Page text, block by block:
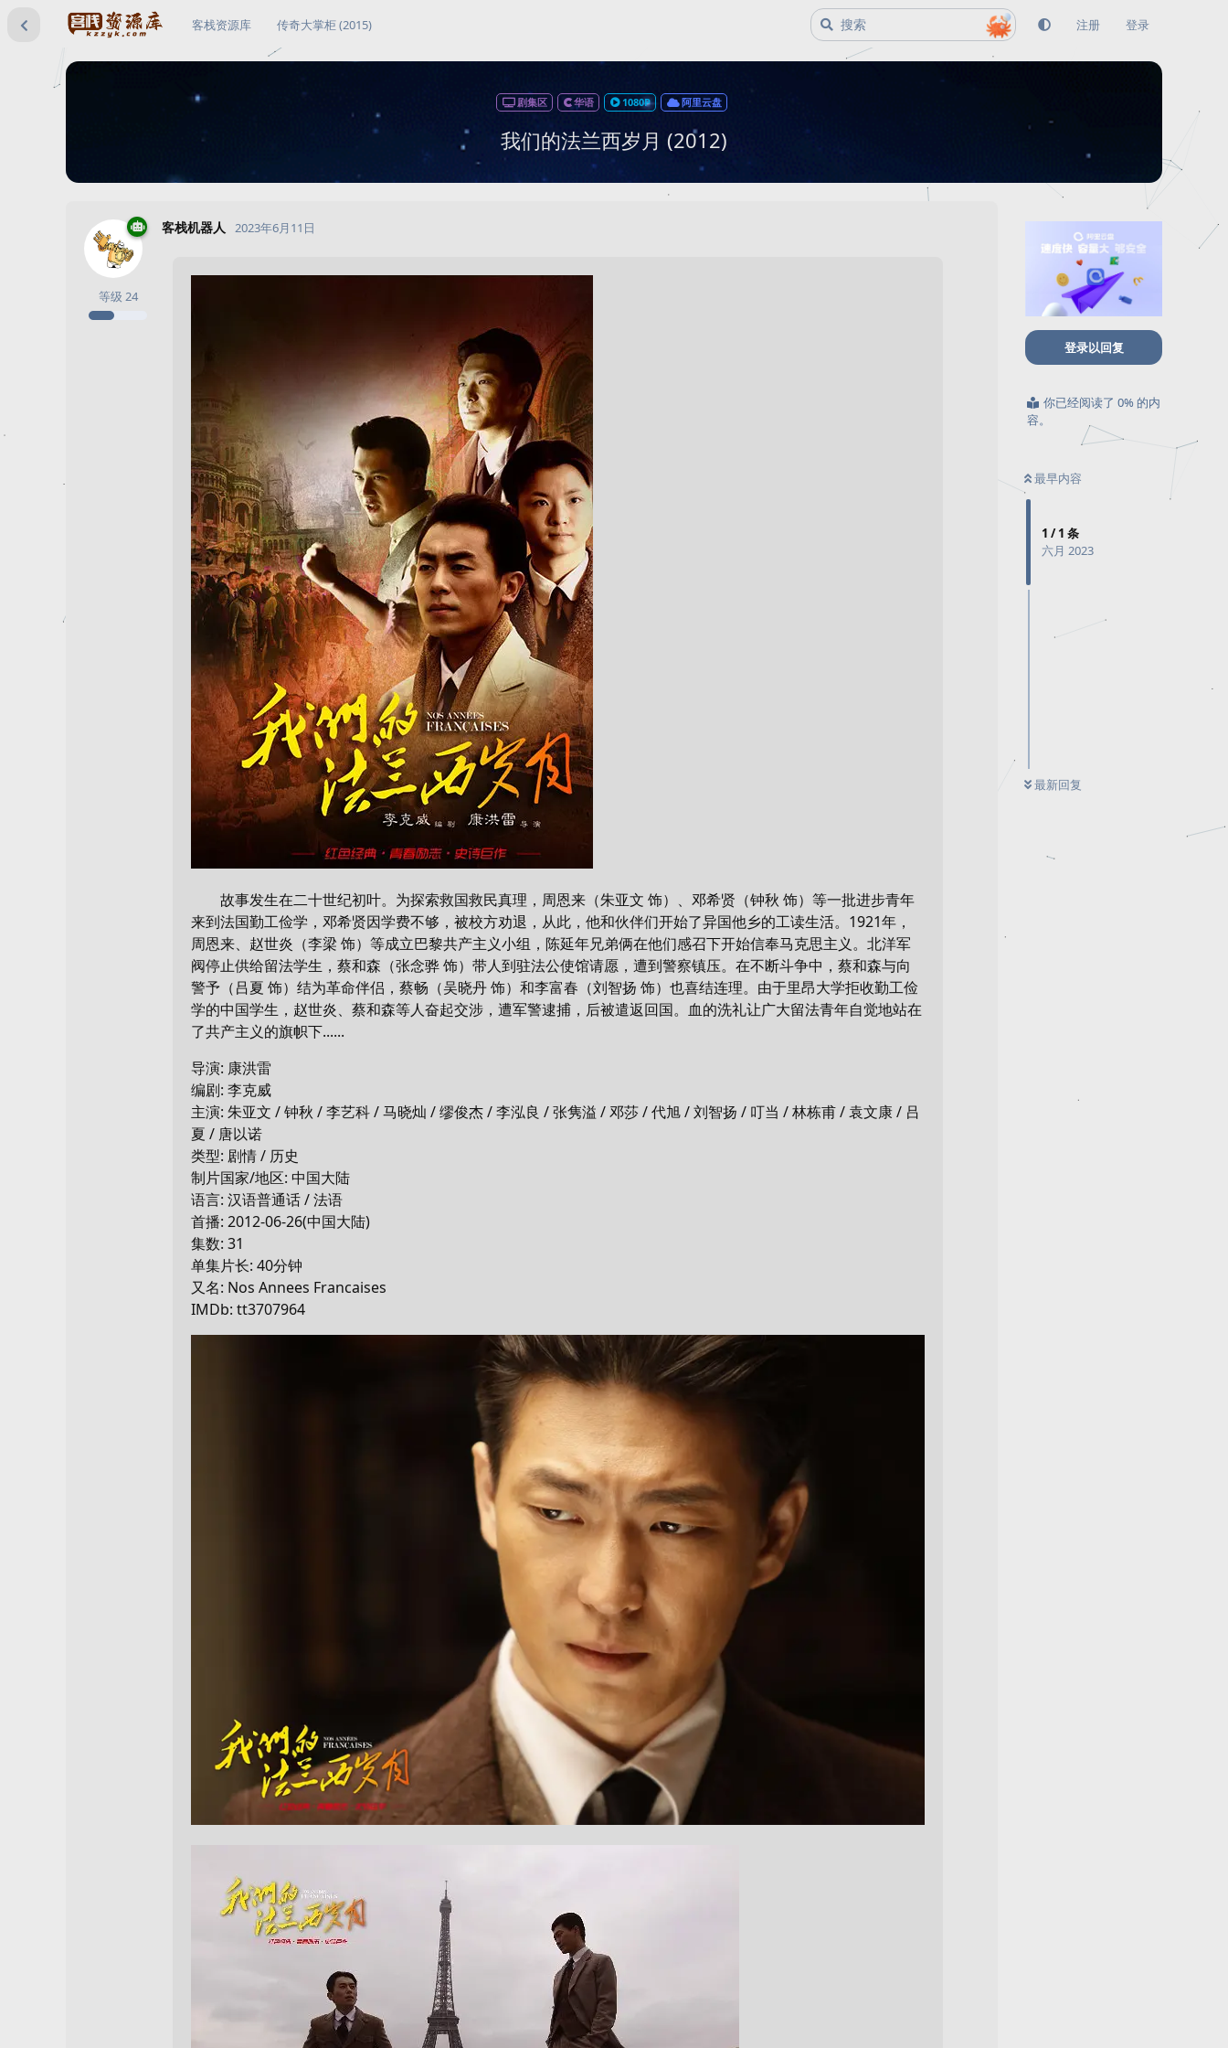
客栈资源库 传奇大掌柜 (2015) 注册 登录
剧集区 华语 1080P 阿里云盘
我们的法兰西岁月 (2012)
登录以回复
你已经阅读了 0% 的内
容。
最早内容
1 /1 条
六月 2023
最新回复
客栈机器人
等级 24
2023年6月11日
故事发生在二十世纪初叶。为探索救国救民真理，周恩来（朱亚文 饰）、邓希贤（钟秋 饰）等一批进步青年
来到法国勤工俭学，邓希贤因学费不够，被校方劝退，从此，他和伙伴们开始了异国他乡的工读生活。1921年，
周恩来、赵世炎（李梁 饰）等成立巴黎共产主义小组，陈延年兄弟俩在他们感召下开始信奉马克思主义。北洋军
阀停止供给留法学生，蔡和森（张念骅 饰）带人到驻法公使馆请愿，遭到警察镇压。在不断斗争中，蔡和森与向
警予（吕夏 饰）结为革命伴侣，蔡畅（吴晓丹 饰）和李富春（刘智扬 饰）也喜结连理。由于里昂大学拒收勤工俭
学的中国学生，赵世炎、蔡和森等人奋起交涉，遭军警逮捕，后被遣返回国。血的洗礼让广大留法青年自觉地站在
了共产主义的旗帜下......
导演: 康洪雷
编剧: 李克威
主演: 朱亚文 / 钟秋 / 李艺科 / 马晓灿 / 缪俊杰 / 李泓良 / 张隽溢 / 邓莎 / 代旭 / 刘智扬 / 叮当 / 林栋甫 / 袁文康 / 吕
夏 / 唐以诺
类型: 剧情 / 历史
制片国家/地区: 中国大陆
语言: 汉语普通话 / 法语
首播: 2012-06-26(中国大陆)
集数: 31
单集片长: 40分钟
又名: Nos Annees Francaises
IMDb: tt3707964